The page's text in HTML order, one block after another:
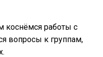
коснёмся работы с
вопросы к группам,